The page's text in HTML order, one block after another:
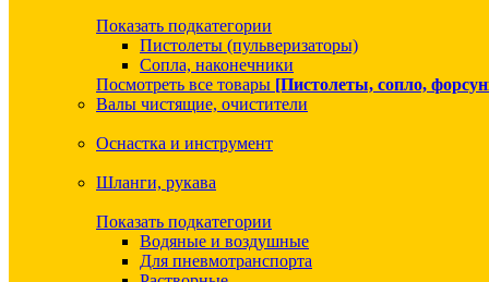
Показать подкатегории
Пистолеты (пульверизаторы)
Сопла, наконечники
Посмотреть все товары [Пистолеты, сопло,
Валы чистящие, очистители
Оснастка и инструмент
Шланги, рукава
Показать подкатегории
Водяные и воздушные
Для пневмотранспорта